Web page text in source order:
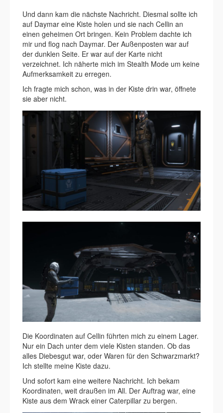
Und dann kam die nächste Nachricht. Diesmal sollte ich
auf Daymar eine Kiste holen und sie nach Cellin an
einen geheimen Ort bringen. Kein Problem dachte ich
mir und flog nach Daymar. Der Außenposten war auf
der dunklen Seite. Er war auf der Karte nicht
verzeichnet. Ich näherte mich im Stealth Mode um keine
Aufmerksamkeit zu erregen.
Ich fragte mich schon, was in der Kiste drin war, öffnete
sie aber nicht.
Die Koordinaten auf Cellin führten mich zu einem Lager.
Nur ein Dach unter dem viele Kisten standen. Ob das
alles Diebesgut war, oder Waren für den Schwarzmarkt?
Ich stellte meine Kiste dazu.
Und sofort kam eine weitere Nachricht. Ich bekam
Koordinaten, weit draußen im All. Der Auftrag war, eine
Kiste aus dem Wrack einer Caterpillar zu bergen.